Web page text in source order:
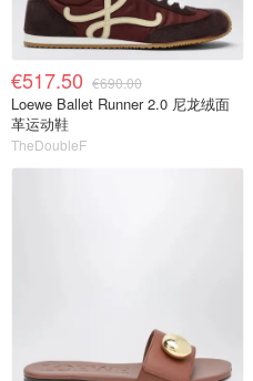
€517.50 €690.00
Loewe Ballet Runner 2.0 尼龙绒面
革运动鞋
TheDoubleF